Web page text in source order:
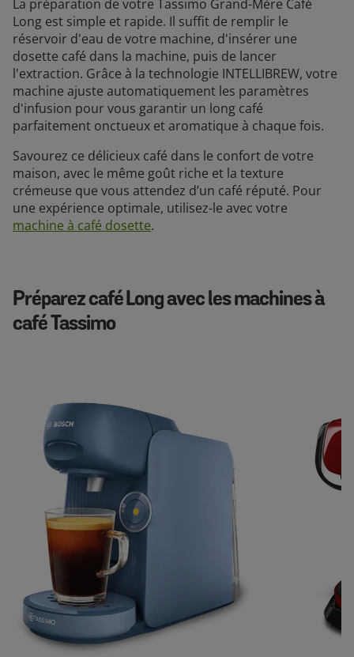
La préparation de votre Tassimo Grand-Mère Café
Long est simple et rapide. Il suffit de remplir le
réservoir d'eau de votre machine, d'insérer une
dosette café dans la machine, puis de lancer
l'extraction. Grâce à la technologie INTELLIBREW, votre
machine ajuste automatiquement les paramètres
d'infusion pour vous garantir un long café
parfaitement onctueux et aromatique à chaque fois.
Savourez ce délicieux café dans le confort de votre
maison, avec le même goût riche et la texture
crémeuse que vous attendez d’un café réputé. Pour
une expérience optimale, utilisez-le avec votre
machine à café dosette.
Préparez café Long avec les machines à
café Tassimo